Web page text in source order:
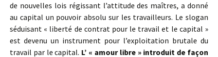
de nouvelles lois régissant l’attitude des maîtres, a donné
au capital un pouvoir absolu sur les travailleurs. Le slogan
séduisant « liberté de contrat pour le travail et le capital »
est devenu un instrument pour l’exploitation brutale du
travail par le capital. L’ « amour libre » introduit de façon